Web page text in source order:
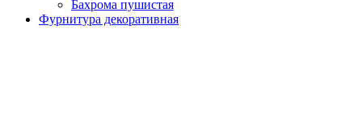
Бахрома пушистая
Фурнитура декоративная